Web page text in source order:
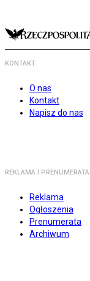
KONTAKT
O nas
Kontakt
Napisz do nas
REKLAMA I PRENUMERATA
Reklama
Ogłoszenia
Prenumerata
Archiwum